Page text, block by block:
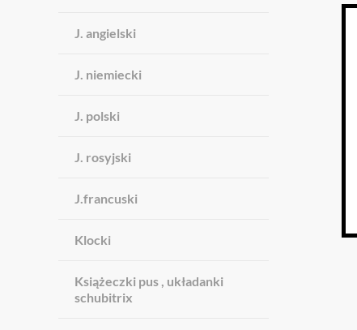
J. angielski
J. niemiecki
J. polski
J. rosyjski
J.francuski
Klocki
Książeczki pus , układanki
schubitrix